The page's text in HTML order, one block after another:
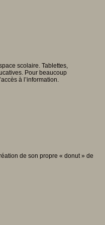
scolaire. Tablettes,
Pour beaucoup
à l’information.
de son propre « donut » de